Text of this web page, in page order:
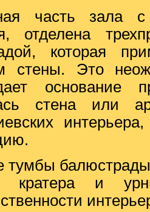
часть зала
отделена
которая
стены. Это
основание
стена или
тумбы
и